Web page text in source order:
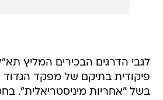
לגבי הדרגים הבכירים המליץ
פיקודית בתיקם של מפקד
בשל "אחריות מיניסטריאלית".